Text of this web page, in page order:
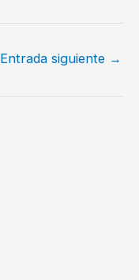
Entrada siguiente →